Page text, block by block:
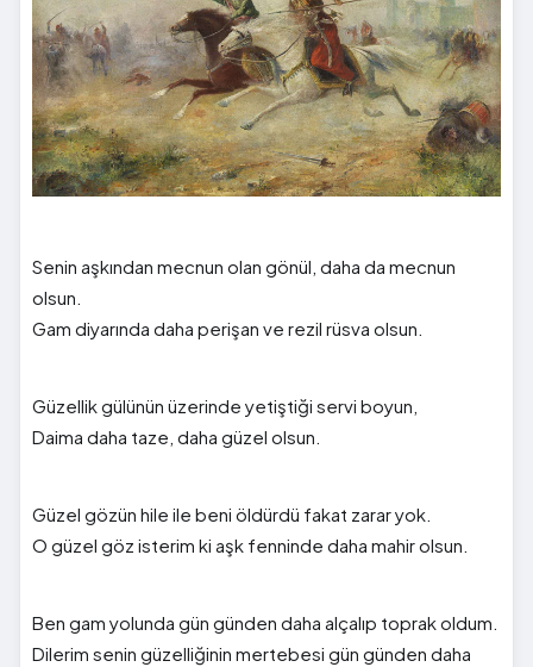
Senin aşkından mecnun olan gönül, daha da mecnun
olsun.
Gam diyarında daha perişan ve rezil rüsva olsun.
Güzellik gülünün üzerinde yetiştiği servi boyun,
Daima daha taze, daha güzel olsun.
Güzel gözün hile ile beni öldürdü fakat zarar yok.
O güzel göz isterim ki aşk fenninde daha mahir olsun.
Ben gam yolunda gün günden daha alçalıp toprak oldum.
Dilerim senin güzelliğinin mertebesi gün günden daha